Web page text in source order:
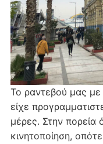
Το ραντεβού μας
είχε
μέρες. Στην
κινητοποίηση,